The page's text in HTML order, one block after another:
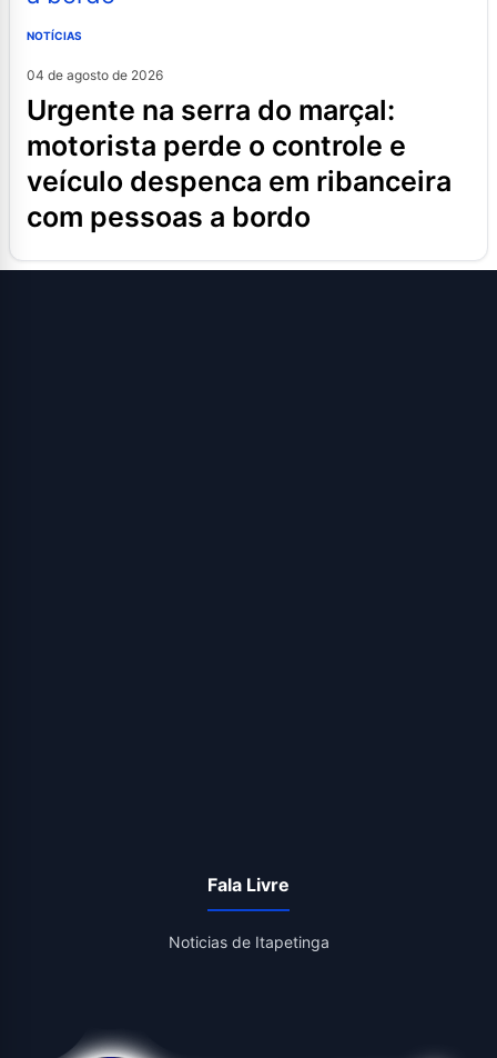
NOTÍCIAS
04 de agosto de 2026
urgente na serra do marçal:
motorista perde o controle e
veículo despenca em ribanceira
com pessoas a bordo
Fala Livre
Noticias de Itapetinga